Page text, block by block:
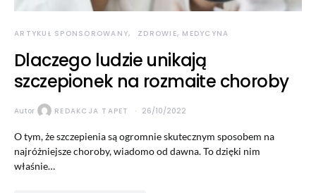
ARTYKUŁ SPONSOROWANY ZDROWIE, MEDYCYNA
Dlaczego ludzie unikają
szczepionek na rozmaite choroby
Autor REDAKCJA TAPET 26/10/2022
O tym, że szczepienia są ogromnie skutecznym sposobem na
najróżniejsze choroby, wiadomo od dawna. To dzięki nim
właśnie…